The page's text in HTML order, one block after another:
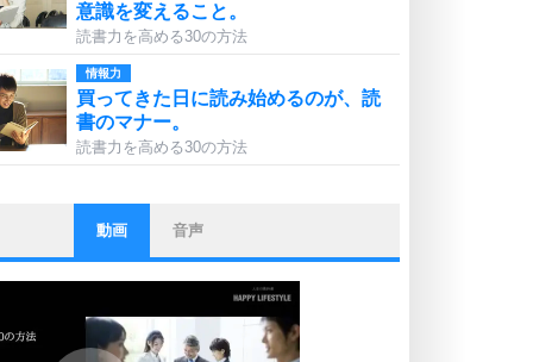
意識を変えること。
読書力を高める30の方法
情報力
買ってきた日に読み始めるのが、読
書のマナー。
読書力を高める30の方法
ストレス対策
他人と比べない。
いっそのこと、他人を見ない。
プラス思考
動画 音声